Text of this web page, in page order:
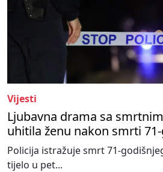
Vijesti
Ljubavna drama sa
uhitila ženu nakon smrti
Policija istražuje smrt 71-
tijelo u pet...